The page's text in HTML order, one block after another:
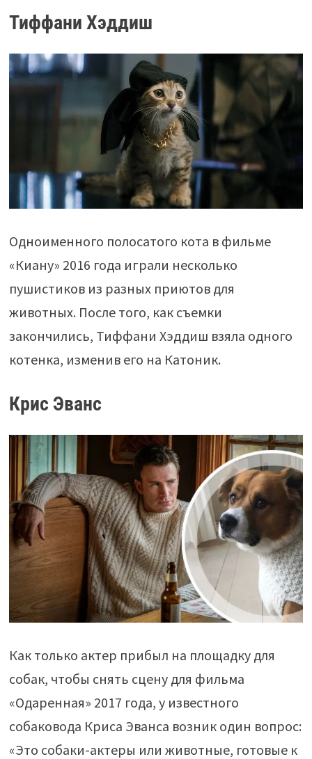
Тиффани Хэддиш
Одноименного полосатого кота в фильме
«Киану» 2016 года играли несколько
пушистиков из разных приютов для
животных. После того, как съемки
закончились, Тиффани Хэддиш взяла одного
котенка, изменив его на Катоник.
Крис Эванс
Как только актер прибыл на площадку для
собак, чтобы снять сцену для фильма
«Одаренная» 2017 года, у известного
собаковода Криса Эванса возник один вопрос:
«Это собаки-актеры или животные, готовые к